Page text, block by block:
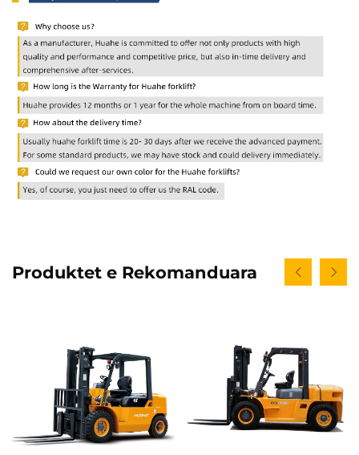
Produktet e Rekomanduara